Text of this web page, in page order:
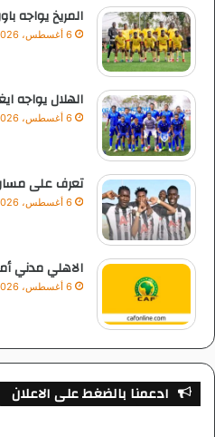
المريخ يواجه
6 أغسطس، 2026
الهلال يواجه
6 أغسطس، 2026
تعرف على مسار
6 أغسطس، 2026
الاهلي مدني
6 أغسطس، 2026
ادعمنا بالضغط على الاعلان